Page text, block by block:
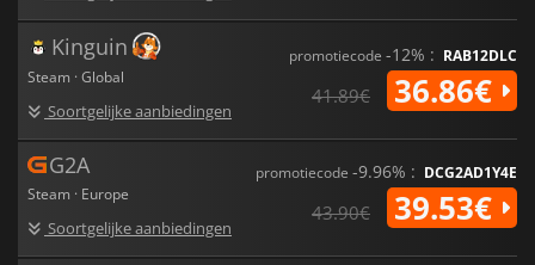
Kinguin
Steam · Global
Soortgelijke aanbiedingen
promotiecode -12% : RAB12DLC
41.89€ 36.86€
G2A
Steam · Europe
Soortgelijke aanbiedingen
promotiecode -9.96% : DCG2AD1Y4E
43.90€ 39.53€